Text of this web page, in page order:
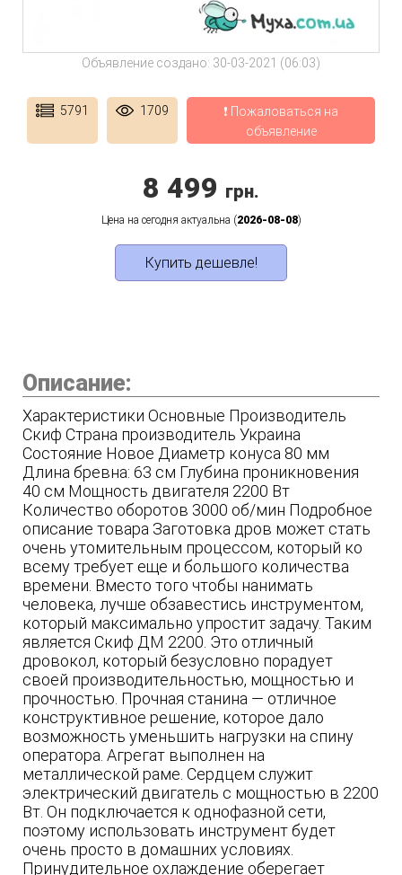
Объявление создано: 30-03-2021 (06:03)
5791 1709
❗ Пожаловаться на
объявление
8 499 грн.
Цена на сегодня актуальна (2026-08-08)
Купить дешевле!
Описание:
Характеристики Основные Производитель
Скиф Страна производитель Украина
Состояние Новое Диаметр конуса 80 мм
Длина бревна: 63 см Глубина проникновения
40 см Мощность двигателя 2200 Вт
Количество оборотов 3000 об/мин Подробное
описание товара Заготовка дров может стать
очень утомительным процессом, который ко
всему требует еще и большого количества
времени. Вместо того чтобы нанимать
человека, лучше обзавестись инструментом,
который максимально упростит задачу. Таким
является Скиф ДМ 2200. Это отличный
дровокол, который безусловно порадует
своей производительностью, мощностью и
прочностью. Прочная станина — отличное
конструктивное решение, которое дало
возможность уменьшить нагрузки на спину
оператора. Агрегат выполнен на
металлической раме. Сердцем служит
электрический двигатель с мощностью в 2200
Вт. Он подключается к однофазной сети,
поэтому использовать инструмент будет
очень просто в домашних условиях.
Принудительное охлаждение оберегает